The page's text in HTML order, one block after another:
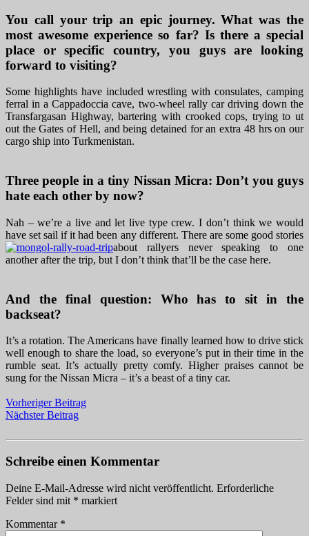
You call your trip an epic journey. What was the
most awesome experience so far? Is there a special
place or specific country, you guys are looking
forward to visiting?
Some highlights have included wrestling with consulates, camping
ferral in a Cappadoccia cave, two-wheel rally car driving down the
Transfargasan Highway, bartering with crooked cops, trying to ut
out the Gates of Hell, and being detained for an extra 48 hrs on our
cargo ship into Turkmenistan.
Three people in a tiny Nissan Micra: Don’t you guys
hate each other by now?
Nah – we’re a live and let live type crew. I don’t think we would
have set sail if it had been any different. There are some good stories
about rallyers never speaking to one
another after the trip, but I don’t think that’ll be the case here.
And the final question: Who has to sit in the
backseat?
It’s a rotation. The Americans have finally learned how to drive stick
well enough to share the load, so everyone’s put in their time in the
rumble seat. It’s actually pretty comfy. Higher praises cannot be
sung for the Nissan Micra – it’s a beast of a tiny car.
Vorheriger Beitrag
Nächster Beitrag
Schreibe einen Kommentar
Deine E-Mail-Adresse wird nicht veröffentlicht. Erforderliche
Felder sind mit * markiert
Kommentar *